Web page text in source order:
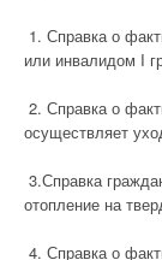
1. Справка о
или инвалидом I
2. Справка о
осуществляет
3.Справка
отопление на
4. Справка о